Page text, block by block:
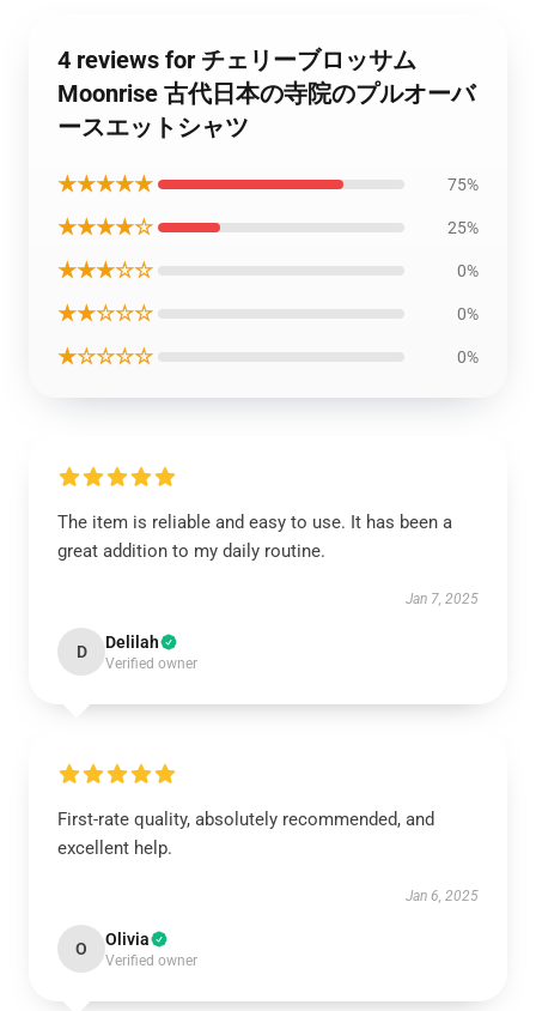
4 reviews for チェリーブロッサム
Moonrise 古代日本の寺院のプルオーバ
ースエットシャツ
★★★★★ 75%
★★★★☆ 25%
★★★☆☆ 0%
★★☆☆☆ 0%
★☆☆☆☆ 0%
The item is reliable and easy to use. It has been a
great addition to my daily routine.
Jan 7, 2025
D Delilah
Verified owner
First-rate quality, absolutely recommended, and
excellent help.
Jan 6, 2025
O Olivia
Verified owner